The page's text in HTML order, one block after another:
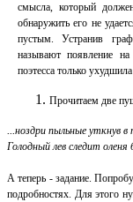
смысла, который
обнаружить его не
пустым. Устранив
называют появление
поэтесса только
Прочитаем две
...ноздри пыльные уткнув в
Голодный лев следит оленя
А теперь - задание.
подробностях. Для этого